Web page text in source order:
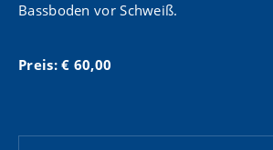
Bassboden vor Schweiß.
Preis: € 60,00